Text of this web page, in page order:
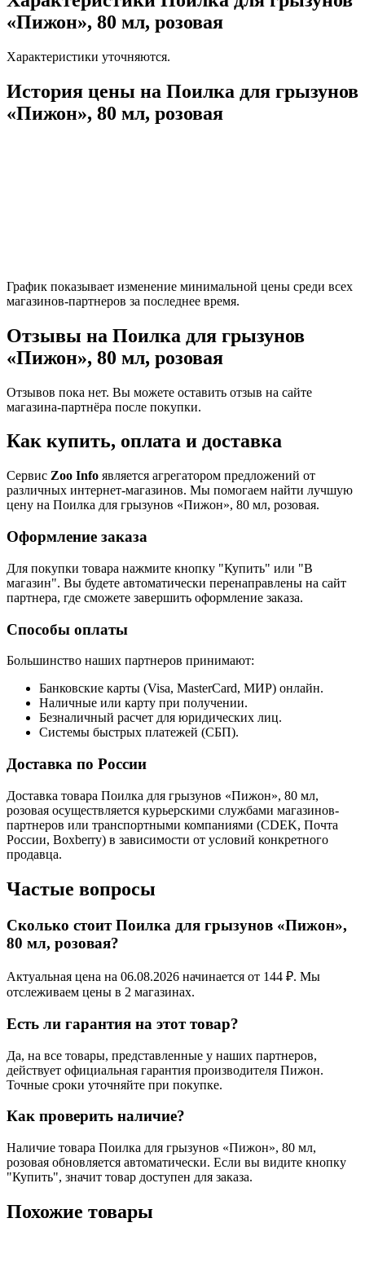
«Пижон», 80 мл, розовая
Характеристики уточняются.
История цены на Поилка для грызунов
«Пижон», 80 мл, розовая
График показывает изменение минимальной цены среди всех
магазинов-партнеров за последнее время.
Отзывы на Поилка для грызунов
«Пижон», 80 мл, розовая
Отзывов пока нет. Вы можете оставить отзыв на сайте
магазина-партнёра после покупки.
Как купить, оплата и доставка
Сервис Zoo Info является агрегатором предложений от
различных интернет-магазинов. Мы помогаем найти лучшую
цену на Поилка для грызунов «Пижон», 80 мл, розовая.
Оформление заказа
Для покупки товара нажмите кнопку "Купить" или "В
магазин". Вы будете автоматически перенаправлены на сайт
партнера, где сможете завершить оформление заказа.
Способы оплаты
Большинство наших партнеров принимают:
Банковские карты (Visa, MasterCard, МИР) онлайн.
Наличные или карту при получении.
Безналичный расчет для юридических лиц.
Системы быстрых платежей (СБП).
Доставка по России
Доставка товара Поилка для грызунов «Пижон», 80 мл,
розовая осуществляется курьерскими службами магазинов-
партнеров или транспортными компаниями (CDEK, Почта
России, Boxberry) в зависимости от условий конкретного
продавца.
Частые вопросы
Сколько стоит Поилка для грызунов «Пижон»,
80 мл, розовая?
Актуальная цена на 06.08.2026 начинается от 144 ₽. Мы
отслеживаем цены в 2 магазинах.
Есть ли гарантия на этот товар?
Да, на все товары, представленные у наших партнеров,
действует официальная гарантия производителя Пижон.
Точные сроки уточняйте при покупке.
Как проверить наличие?
Наличие товара Поилка для грызунов «Пижон», 80 мл,
розовая обновляется автоматически. Если вы видите кнопку
"Купить", значит товар доступен для заказа.
Похожие товары